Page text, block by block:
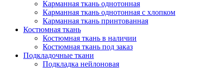
Карманная ткань однотонная
Карманная ткань однотонная с хлопком
Карманная ткань принтованная
Костюмная ткань
Костюмная ткань в наличии
Костюмная ткань под заказ
Подкладочные ткани
Подкладка нейлоновая